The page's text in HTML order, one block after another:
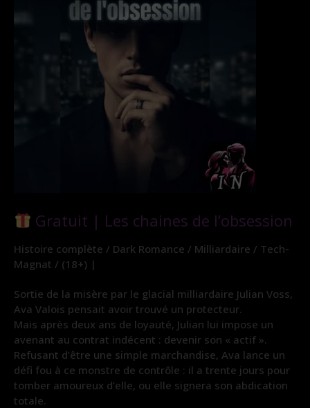
Gratuit | Les chaines de l’obsession
Histoire complète / Dark Romance / Milliardaire / Tech-
Magnat / (18+) |
Sortie de la misère par le glacial milliardaire Julian Voss,
Ava Valois pensait avoir trouvé un protecteur.
Mais après deux ans de loyauté, Julian lui impose un
avenant au contrat indécent : devenir son « actif ».
Refusant d’être une simple marchandise, Ava lance un
défi fou à ce monstre de contrôle : il a trente jours pour
tomber amoureux d’elle, ou elle signera son abdication
totale.